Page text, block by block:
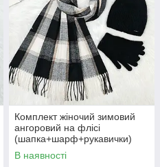
Комплект жіночий зимовий
ангоровий на флісі
(шапка+шарф+рукавички)
ODYSSEY 55-58 см чорний
12815 - 8064 - 4185
В наявності